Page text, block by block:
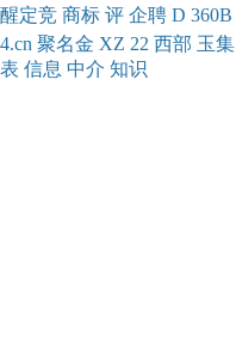
醒定竞 商标 评 企聘 D 360B
4.cn 聚名金 XZ 22 西部 玉集
表 信息 中介 知识